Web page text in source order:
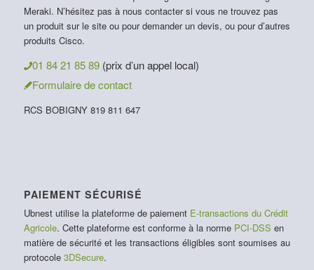
Meraki. N’hésitez pas à nous contacter si vous ne trouvez pas
un produit sur le site ou pour demander un devis, ou pour d’autres
produits Cisco.
01 84 21 85 89 (prix d’un appel local)
Formulaire de contact
RCS BOBIGNY 819 811 647
PAIEMENT SÉCURISÉ
Ubnest utilise la plateforme de paiement E-transactions du Crédit
Agricole. Cette plateforme est conforme à la norme PCI-DSS en
matière de sécurité et les transactions éligibles sont soumises au
protocole 3DSecure.